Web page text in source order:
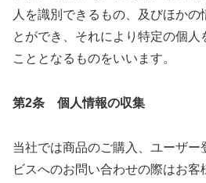
人を識別できるもの、及びほかの
とができ、それにより特定の個人
こととなるものをいいます。
第2条 個人情報の収集
当社では商品のご購入、ユーザー
ビスへのお問い合わせの際はお